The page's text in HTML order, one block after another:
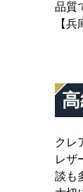
品質
【
クレ
レザ
談も